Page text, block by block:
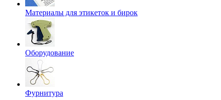
Материалы для этикеток и бирок
Оборудование
Фурнитура